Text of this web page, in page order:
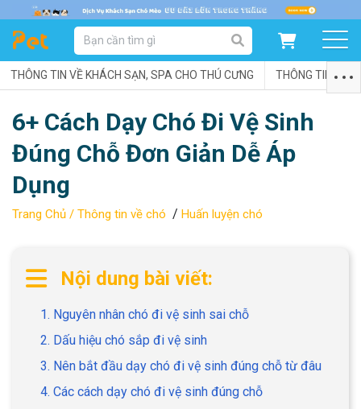
DANH MỤC SẢN PHẨM
SẢN PHẨM DÀNH CHO MÈO SẢN PHẨM DÀNH CHO CHÓ
SẨN PHẨM THEO THƯƠNG HIỆU
THÔNG TIN VỀ KHÁCH SẠN, SPA CHO THÚ CƯNG THÔNG TIN VỀ
6+ Cách Dạy Chó Đi Vệ Sinh
Đúng Chỗ Đơn Giản Dễ Áp
Dụng
Trang Chủ / Thông tin về chó / Huấn luyện chó
Nội dung bài viết:
1. Nguyên nhân chó đi vệ sinh sai chỗ
2. Dấu hiệu chó sắp đi vệ sinh
3. Nên bắt đầu dạy chó đi vệ sinh đúng chỗ từ đâu
4. Các cách dạy chó đi vệ sinh đúng chỗ